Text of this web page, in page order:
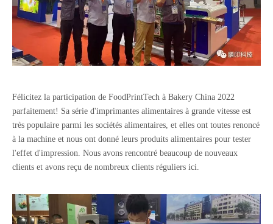
Félicitez la participation de FoodPrintTech à Bakery China 2022
parfaitement! Sa série d'imprimantes alimentaires à grande vitesse est
très populaire parmi les sociétés alimentaires, et elles ont toutes renoncé
à la machine et nous ont donné leurs produits alimentaires pour tester
l'effet d'impression. Nous avons rencontré beaucoup de nouveaux
clients et avons reçu de nombreux clients réguliers ici.